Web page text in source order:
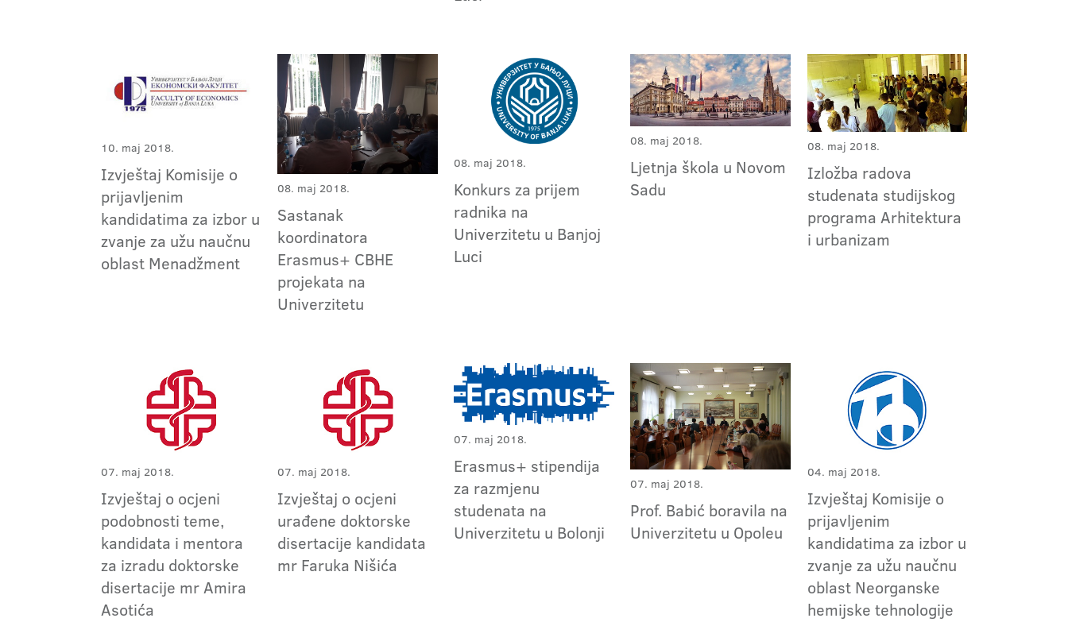
10. maj 2018.
Izvještaj Komisije o
prijavljenim
kandidatima za izbor u
zvanje za užu naučnu
oblast Menadžment
08. maj 2018.
Sastanak
koordinatora
Erasmus+ CBHE
projekata na
Univerzitetu
08. maj 2018.
Konkurs za prijem
radnika na
Univerzitetu u Banjoj
Luci
08. maj 2018.
Ljetnja škola u Novom
Sadu
08. maj 2018.
Izložba radova
studenata studijskog
programa Arhitektura
i urbanizam
07. maj 2018.
Izvještaj o ocjeni
podobnosti teme,
kandidata i mentora
za izradu doktorske
disertacije mr Amira
Asotića
07. maj 2018.
Izvještaj o ocjeni
urađene doktorske
disertacije kandidata
mr Faruka Nišića
07. maj 2018.
Erasmus+ stipendija
za razmjenu
studenata na
Univerzitetu u Bolonji
07. maj 2018.
Prof. Babić boravila na
Univerzitetu u Opoleu
04. maj 2018.
Izvještaj Komisije o
prijavljenim
kandidatima za izbor u
zvanje za užu naučnu
oblast Neorganske
hemijske tehnologije